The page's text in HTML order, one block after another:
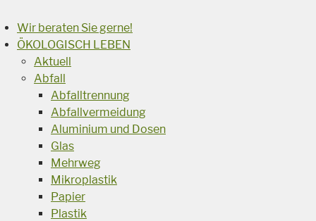
Wir beraten Sie gerne!
ÖKOLOGISCH LEBEN
Aktuell
Abfall
Abfalltrennung
Abfallvermeidung
Aluminium und Dosen
Glas
Mehrweg
Mikroplastik
Papier
Plastik